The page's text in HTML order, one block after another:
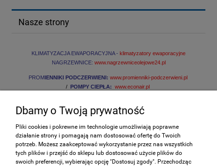
Nasze strony
KLIMATYZACJA EWAPORACYJNA - klimatyzatory ewaporacyjne
NAGRZEWNICE: www.nagrzewniceolejowe24.pl
PROM IENNIKI PODCZERWIENI: www.promienniki-podczerwieni.pl
/
POMPY CIEPŁA: www.econair.pl
ZAKUPY
Dbamy o Twoją prywatność
Pliki cookies i pokrewne im technologie umożliwiają poprawne
działanie strony i pomagają nam dostosować ofertę do Twoich
potrzeb. Możesz zaakceptować wykorzystanie przez nas wszystkich
tych plików i przejść do sklepu lub dostosować użycie plików do
swoich preferencji, wybierając opcję "Dostosuj zgody". Przechodząc